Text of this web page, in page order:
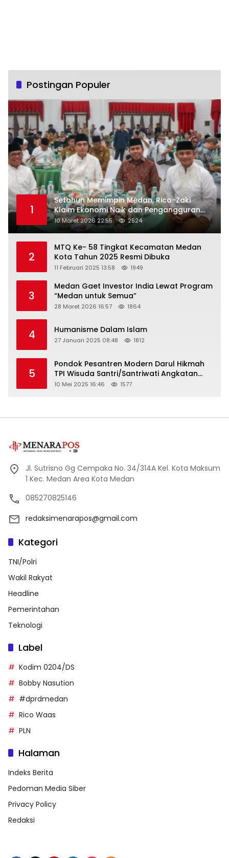
Postingan Populer
1
Setahun Memimpin Medan, Rico-Zaki
Klaim Ekonomi Naik dan Pengangguran
Turun
10 Maret 2026 22:55 2524
2
MTQ Ke- 58 Tingkat Kecamatan Medan
Kota Tahun 2025 Resmi Dibuka
11 Februari 2025 13:58 1949
3
Medan Gaet Investor India Lewat Program
“Medan untuk Semua”
28 Maret 2026 16:57 1864
4 Humanisme Dalam Islam
27 Januari 2025 08:48 1812
5
Pondok Pesantren Modern Darul Hikmah
TPI Wisuda Santri/Santriwati Angkatan
XXXIII
10 Mei 2025 16:46 1577
Jl. Sutrisno Gg Cempaka No. 34/314A Kel. Kota Maksum
1 Kec. Medan Area Kota Medan
085270825146
redaksimenarapos@gmail.com
Kategori
TNI/Polri
Wakil Rakyat
Headline
Pemerintahan
Teknologi
Label
Kodim 0204/DS
Bobby Nasution
#dprdmedan
Rico Waas
PLN
Halaman
Indeks Berita
Pedoman Media Siber
Privacy Policy
Redaksi